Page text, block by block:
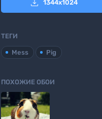
1344x1024
ТЕГИ
Mess Pig
ПОХОЖИЕ ОБОИ